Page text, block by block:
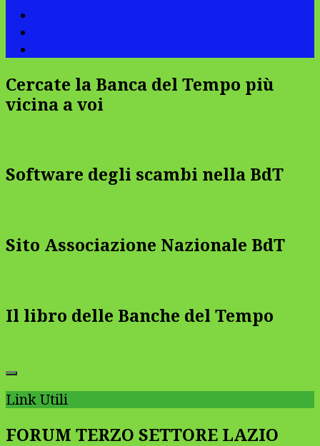
Cercate la Banca del Tempo più
vicina a voi
Software degli scambi nella BdT
Sito Associazione Nazionale BdT
Il libro delle Banche del Tempo
Link Utili
FORUM TERZO SETTORE LAZIO